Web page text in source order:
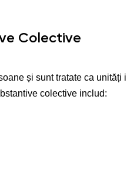
Colective
și sunt tratate ca unități
colective includ: